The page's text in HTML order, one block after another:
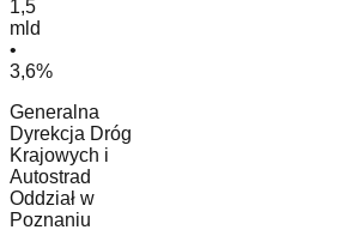
1,5
mld
•
3,6%
Generalna
Dyrekcja Dróg
Krajowych i
Autostrad
Oddział w
Poznaniu